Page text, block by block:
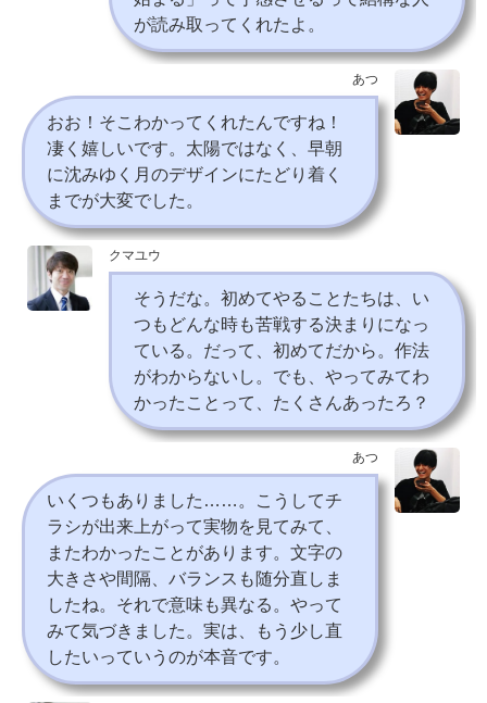
が読み取ってくれたよ。
あつ
おお！そこわかってくれたんですね！
凄く嬉しいです。太陽ではなく、早朝
に沈みゆく月のデザインにたどり着く
までが大変でした。
クマユウ
そうだな。初めてやることたちは、い
つもどんな時も苦戦する決まりになっ
ている。だって、初めてだから。作法
がわからないし。でも、やってみてわ
かったことって、たくさんあったろ？
あつ
いくつもありました……。こうしてチ
ラシが出来上がって実物を見てみて、
またわかったことがあります。文字の
大きさや間隔、バランスも随分直しま
したね。それで意味も異なる。やって
みて気づきました。実は、もう少し直
したいっていうのが本音です。